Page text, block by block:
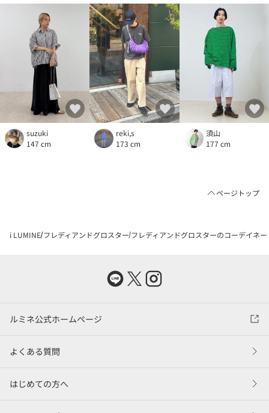
suzuki
147 cm
reki,s
173 cm
須山
177 cm
ページトップ
i LUMINE フレディアンドグロスター フレディアンドグロスターのコーデイネ
ルミネ公式ホームページ
よくある質問
はじめての方へ